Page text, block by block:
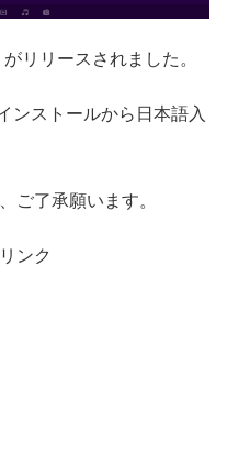
リリースされました。
ンストールから日本語入
ご了承願います。
ンク